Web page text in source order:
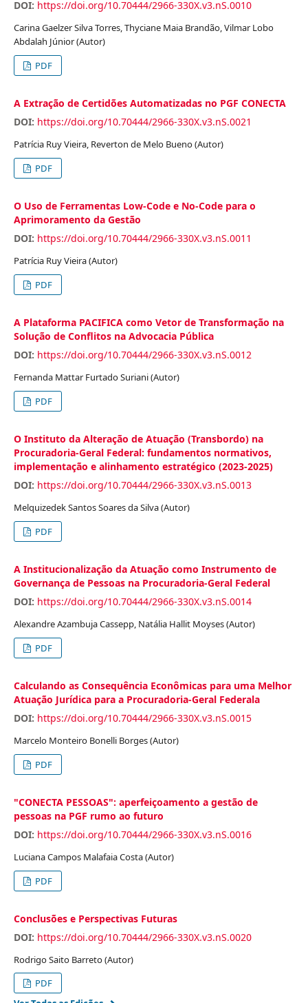
DOI: https://doi.org/10.70444/2966-330X.v3.nS.0010
Carina Gaelzer Silva Torres, Thyciane Maia Brandão, Vilmar Lobo
Abdalah Júnior (Autor)
PDF
A Extração de Certidões Automatizadas no PGF CONECTA
DOI: https://doi.org/10.70444/2966-330X.v3.nS.0021
Patrícia Ruy Vieira, Reverton de Melo Bueno (Autor)
PDF
O Uso de Ferramentas Low-Code e No-Code para o
Aprimoramento da Gestão
DOI: https://doi.org/10.70444/2966-330X.v3.nS.0011
Patrícia Ruy Vieira (Autor)
PDF
A Plataforma PACIFICA como Vetor de Transformação na
Solução de Conflitos na Advocacia Pública
DOI: https://doi.org/10.70444/2966-330X.v3.nS.0012
Fernanda Mattar Furtado Suriani (Autor)
PDF
O Instituto da Alteração de Atuação (Transbordo) na
Procuradoria-Geral Federal: fundamentos normativos,
implementação e alinhamento estratégico (2023-2025)
DOI: https://doi.org/10.70444/2966-330X.v3.nS.0013
Melquizedek Santos Soares da Silva (Autor)
PDF
A Institucionalização da Atuação como Instrumento de
Governança de Pessoas na Procuradoria-Geral Federal
DOI: https://doi.org/10.70444/2966-330X.v3.nS.0014
Alexandre Azambuja Cassepp, Natália Hallit Moyses (Autor)
PDF
Calculando as Consequência Econômicas para uma Melhor
Atuação Jurídica para a Procuradoria-Geral Federala
DOI: https://doi.org/10.70444/2966-330X.v3.nS.0015
Marcelo Monteiro Bonelli Borges (Autor)
PDF
"CONECTA PESSOAS": aperfeiçoamento a gestão de
pessoas na PGF rumo ao futuro
DOI: https://doi.org/10.70444/2966-330X.v3.nS.0016
Luciana Campos Malafaia Costa (Autor)
PDF
Conclusões e Perspectivas Futuras
DOI: https://doi.org/10.70444/2966-330X.v3.nS.0020
Rodrigo Saito Barreto (Autor)
PDF